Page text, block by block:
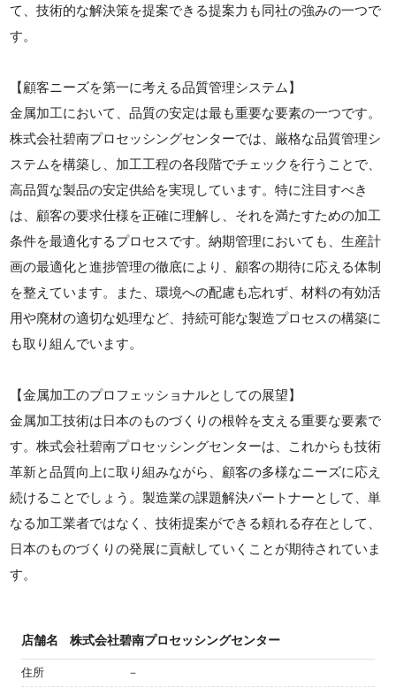
て、技術的な解決策を提案できる提案力も同社の強みの一つで
す。
【顧客ニーズを第一に考える品質管理システム】
金属加工において、品質の安定は最も重要な要素の一つです。
株式会社碧南プロセッシングセンターでは、厳格な品質管理シ
ステムを構築し、加工工程の各段階でチェックを行うことで、
高品質な製品の安定供給を実現しています。特に注目すべき
は、顧客の要求仕様を正確に理解し、それを満たすための加工
条件を最適化するプロセスです。納期管理においても、生産計
画の最適化と進捗管理の徹底により、顧客の期待に応える体制
を整えています。また、環境への配慮も忘れず、材料の有効活
用や廃材の適切な処理など、持続可能な製造プロセスの構築に
も取り組んでいます。
【金属加工のプロフェッショナルとしての展望】
金属加工技術は日本のものづくりの根幹を支える重要な要素で
す。株式会社碧南プロセッシングセンターは、これからも技術
革新と品質向上に取り組みながら、顧客の多様なニーズに応え
続けることでしょう。製造業の課題解決パートナーとして、単
なる加工業者ではなく、技術提案ができる頼れる存在として、
日本のものづくりの発展に貢献していくことが期待されていま
す。
店舗名 株式会社碧南プロセッシングセンター
住所 －